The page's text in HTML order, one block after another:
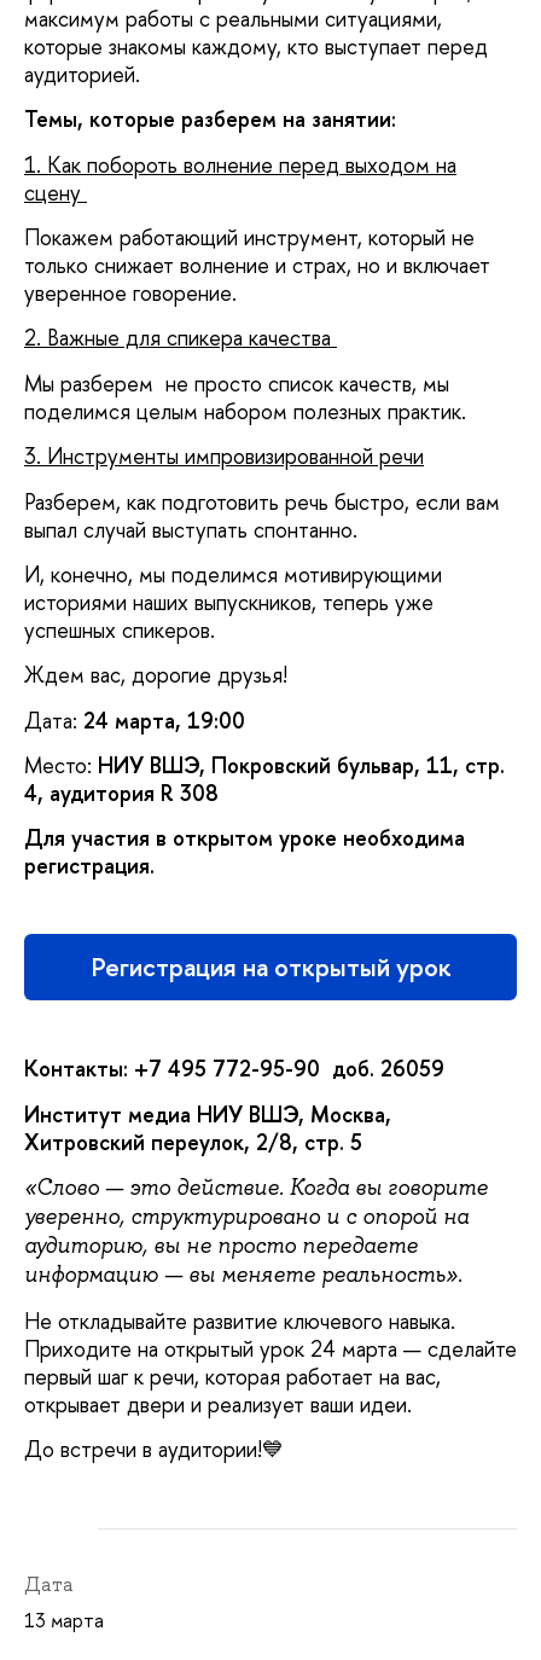
максимум работы с реальными ситуациями,
которые знакомы каждому, кто выступает перед
аудиторией.
Темы, которые разберем на занятии:
1. Как побороть волнение перед выходом на
сцену
Покажем работающий инструмент, который не
только снижает волнение и страх, но и включает
уверенное говорение.
2. Важные для спикера качества
Мы разберем не просто список качеств, мы
поделимся целым набором полезных практик.
3. Инструменты импровизированной речи
Разберем, как подготовить речь быстро, если вам
выпал случай выступать спонтанно.
И, конечно, мы поделимся мотивирующими
историями наших выпускников, теперь уже
успешных спикеров.
Ждем вас, дорогие друзья!
Дата: 24 марта, 19:00
Место: НИУ ВШЭ, Покровский бульвар, 11, стр.
4, аудитория R 308
Для участия в открытом уроке необходима
регистрация.
Регистрация на открытый урок
Контакты: +7 495 772-95-90 доб. 26059
Институт медиа НИУ ВШЭ, Москва,
Хитровский переулок, 2/8, стр. 5
«Слово — это действие. Когда вы говорите
уверенно, структурировано и с опорой на
аудиторию, вы не просто передаете
информацию — вы меняете реальность».
Не откладывайте развитие ключевого навыка.
Приходите на открытый урок 24 марта — сделайте
первый шаг к речи, которая работает на вас,
открывает двери и реализует ваши идеи.
До встречи в аудитории!💙
Дата
13 марта